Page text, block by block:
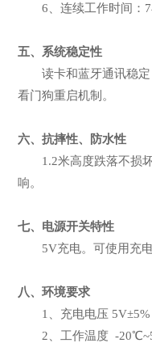
6、连续工作时间：
五、系统稳定性
读卡和蓝牙通讯稳
看门狗重启机制。
六、抗摔性、防水性
1.2米高度跌落不损
响。
七、电源开关特性
5V充电。可使用充
八、环境要求
1、充电电压 5V±5%
2、工作温度 -